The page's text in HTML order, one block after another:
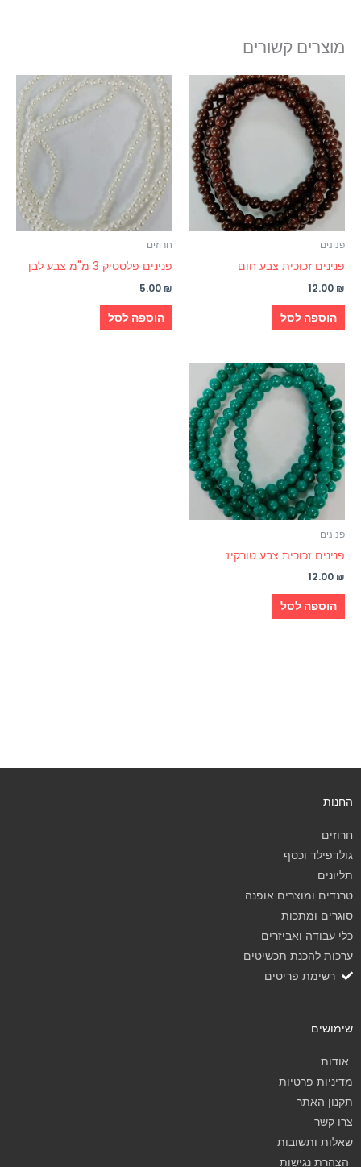
מוצרים קשורים
פנינים
פנינים זכוכית צבע חום
12.00 ₪
הוספה לסל
חרוזים
פנינים פלסטיק 3 מ"מ צבע לבן
5.00 ₪
הוספה לסל
פנינים
פנינים זכוכית צבע טורקיז
12.00 ₪
הוספה לסל
החנות
חרוזים
גולדפילד וכסף
תליונים
טרנדים ומוצרים אופנה
סוגרים ומתכות
כלי עבודה ואביזרים
ערכות להכנת תכשיטים
רשימת פריטים
שימושים
אודות
מדיניות פרטיות
תקנון האתר
צרו קשר
שאלות ותשובות
הצהרת נגישות